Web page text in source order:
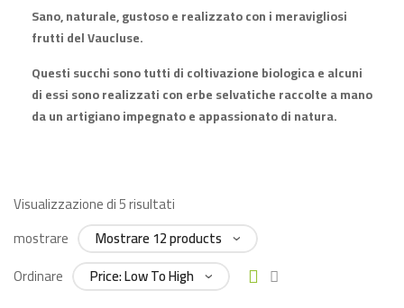
Sano, naturale, gustoso e realizzato con i meravigliosi
frutti del Vaucluse.
Questi succhi sono tutti di coltivazione biologica e alcuni
di essi sono realizzati con erbe selvatiche raccolte a mano
da un artigiano impegnato e appassionato di natura.
Visualizzazione di 5 risultati
mostrare
Ordinare